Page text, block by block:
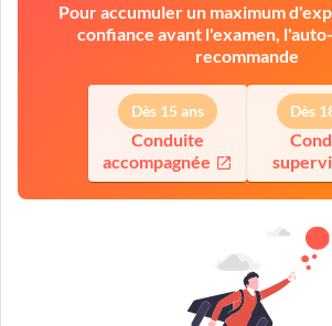
Pour accumuler un maximum
confiance avant l'examen,
recommande
Dès 15 ans
Conduite
accompagnée
Dès